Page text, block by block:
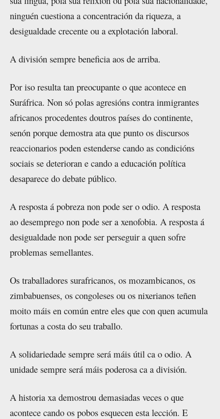
ninguén cuestiona a concentración da riqueza, a
desigualdade crecente ou a explotación laboral.
A división sempre beneficia aos de arriba.
Por iso resulta tan preocupante o que acontece en
Suráfrica. Non só polas agresións contra inmigrantes
africanos procedentes doutros países do continente,
senón porque demostra ata que punto os discursos
reaccionarios poden estenderse cando as condicións
sociais se deterioran e cando a educación política
desaparece do debate público.
A resposta á pobreza non pode ser o odio. A resposta
ao desemprego non pode ser a xenofobia. A resposta á
desigualdade non pode ser perseguir a quen sofre
problemas semellantes.
Os traballadores surafricanos, os mozambicanos, os
zimbabuenses, os congoleses ou os nixerianos teñen
moito máis en común entre eles que con quen acumula
fortunas a costa do seu traballo.
A solidariedade sempre será máis útil ca o odio. A
unidade sempre será máis poderosa ca a división.
A historia xa demostrou demasiadas veces o que
acontece cando os pobos esquecen esta lección. E